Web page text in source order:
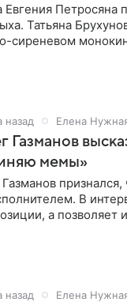
Петросяна
Татьяна
сиреневом
назад Елена
Газманов
мемы»
В
а позволяет
назад Елена